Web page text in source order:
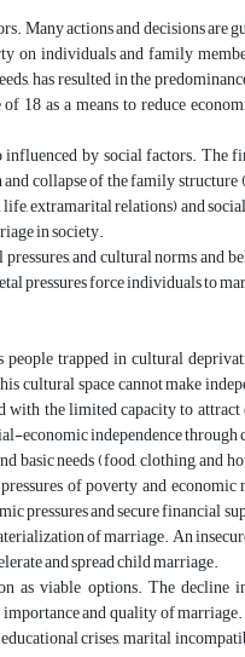
Many actions and decisions are
on individuals and family
has resulted in the
18 as a means to reduce
by social factors. The
collapse of the family
extramarital relations) and
in society.
and cultural norms and
pressures force individuals to
trapped in cultural
cultural space cannot make
the limited capacity to
economic independence
basic needs (food, clothing, and
of poverty and economic
pressures and secure financial
of marriage. An
and spread child marriage.
viable options. The decline
and quality of
crises, marital